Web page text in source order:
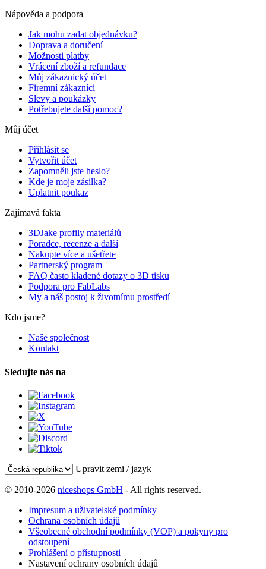
Nápověda a podpora
Jak mohu zadat objednávku?
Doprava a doručení
Možnosti platby
Vrácení zboží a refundace
Můj zákaznický účet
Firemní zákazníci
Slevy a poukázky
Potřebujete další pomoc?
Můj účet
Přihlásit se
Vytvořit účet
Zapomněli jste heslo?
Kde je moje zásilka?
Uplatnit poukaz
Zajímavá fakta
3DJake profily materiálů
Poradce, recenze a další
Nakupte více a ušetřete
Partnerský program
FAQ často kladené dotazy o 3D tisku
Podpora pro FabLabs
My a náš postoj k životnímu prostředí
Kdo jsme?
Naše společnost
Kontakt
Sledujte nás na
Upravit zemi / jazyk
© 2010-2026 niceshops GmbH - All rights reserved.
Impresum a uživatelské podmínky
Ochrana osobních údajů
Všeobecné obchodní podmínky (VOP) a pokyny pro
odstoupení
Prohlášení o přístupnosti
Nastavení ochrany osobních údajů